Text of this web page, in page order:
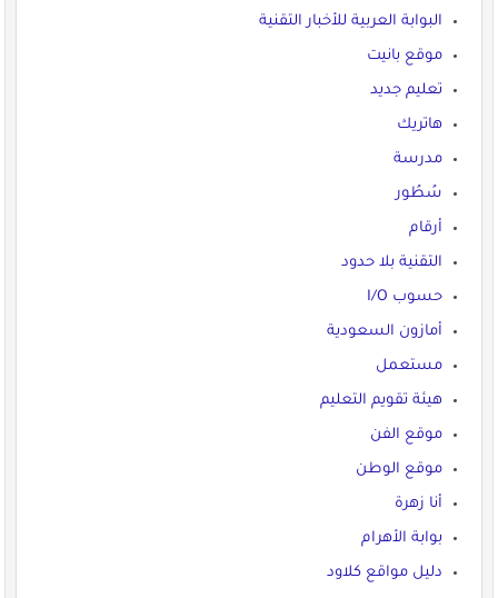
البوابة العربية للأخبار التقنية
موقع بانيت
تعليم جديد
هاتريك
مدرسة
سُطُور
أرقام
التقنية بلا حدود
حسوب I/O
أمازون السعودية
مستعمل
هيئة تقويم التعليم
موقع الفن
موقع الوطن
أنا زهرة
بوابة الأهرام
دليل مواقع كلاود